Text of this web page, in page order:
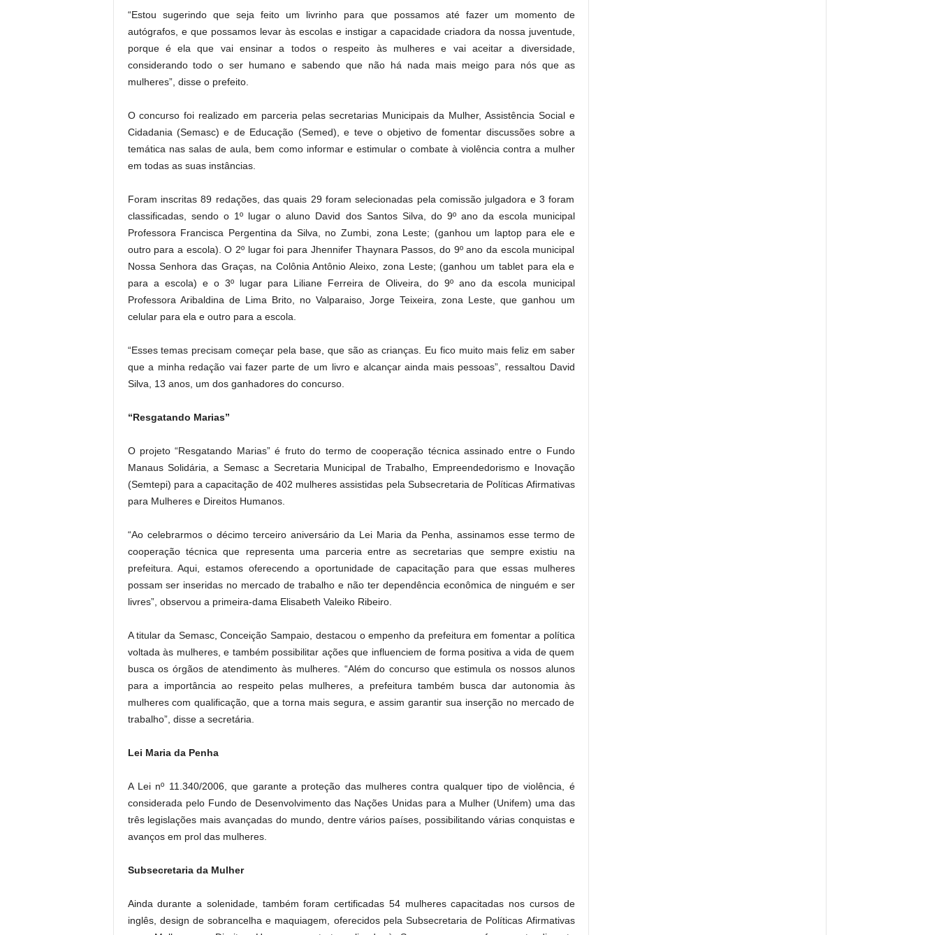
“Estou sugerindo que seja feito um livrinho para que possamos até fazer um momento de
autógrafos, e que possamos levar às escolas e instigar a capacidade criadora da nossa juventude,
porque é ela que vai ensinar a todos o respeito às mulheres e vai aceitar a diversidade,
considerando todo o ser humano e sabendo que não há nada mais meigo para nós que as
mulheres”, disse o prefeito.
O concurso foi realizado em parceria pelas secretarias Municipais da Mulher, Assistência Social e
Cidadania (Semasc) e de Educação (Semed), e teve o objetivo de fomentar discussões sobre a
temática nas salas de aula, bem como informar e estimular o combate à violência contra a mulher
em todas as suas instâncias.
Foram inscritas 89 redações, das quais 29 foram selecionadas pela comissão julgadora e 3 foram
classificadas, sendo o 1º lugar o aluno David dos Santos Silva, do 9º ano da escola municipal
Professora Francisca Pergentina da Silva, no Zumbi, zona Leste; (ganhou um laptop para ele e
outro para a escola). O 2º lugar foi para Jhennifer Thaynara Passos, do 9º ano da escola municipal
Nossa Senhora das Graças, na Colônia Antônio Aleixo, zona Leste; (ganhou um tablet para ela e
para a escola) e o 3º lugar para Liliane Ferreira de Oliveira, do 9º ano da escola municipal
Professora Aribaldina de Lima Brito, no Valparaiso, Jorge Teixeira, zona Leste, que ganhou um
celular para ela e outro para a escola.
“Esses temas precisam começar pela base, que são as crianças. Eu fico muito mais feliz em saber
que a minha redação vai fazer parte de um livro e alcançar ainda mais pessoas”, ressaltou David
Silva, 13 anos, um dos ganhadores do concurso.
“Resgatando Marias”
O projeto “Resgatando Marias” é fruto do termo de cooperação técnica assinado entre o Fundo
Manaus Solidária, a Semasc a Secretaria Municipal de Trabalho, Empreendedorismo e Inovação
(Semtepi) para a capacitação de 402 mulheres assistidas pela Subsecretaria de Políticas Afirmativas
para Mulheres e Direitos Humanos.
“Ao celebrarmos o décimo terceiro aniversário da Lei Maria da Penha, assinamos esse termo de
cooperação técnica que representa uma parceria entre as secretarias que sempre existiu na
prefeitura. Aqui, estamos oferecendo a oportunidade de capacitação para que essas mulheres
possam ser inseridas no mercado de trabalho e não ter dependência econômica de ninguém e ser
livres”, observou a primeira-dama Elisabeth Valeiko Ribeiro.
A titular da Semasc, Conceição Sampaio, destacou o empenho da prefeitura em fomentar a política
voltada às mulheres, e também possibilitar ações que influenciem de forma positiva a vida de quem
busca os órgãos de atendimento às mulheres. “Além do concurso que estimula os nossos alunos
para a importância ao respeito pelas mulheres, a prefeitura também busca dar autonomia às
mulheres com qualificação, que a torna mais segura, e assim garantir sua inserção no mercado de
trabalho”, disse a secretária.
Lei Maria da Penha
A Lei nº 11.340/2006, que garante a proteção das mulheres contra qualquer tipo de violência, é
considerada pelo Fundo de Desenvolvimento das Nações Unidas para a Mulher (Unifem) uma das
três legislações mais avançadas do mundo, dentre vários países, possibilitando várias conquistas e
avanços em prol das mulheres.
Subsecretaria da Mulher
Ainda durante a solenidade, também foram certificadas 54 mulheres capacitadas nos cursos de
inglês, design de sobrancelha e maquiagem, oferecidos pela Subsecretaria de Políticas Afirmativas